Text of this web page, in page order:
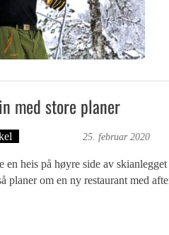
med store planer
25. februar 2020
en heis på høyre side av
planer om en ny restaurant med